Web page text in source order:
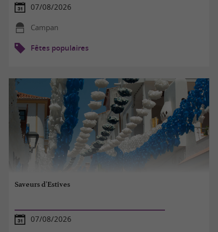
07/08/2026
Campan
Fêtes populaires
Saveurs d'Estives
07/08/2026